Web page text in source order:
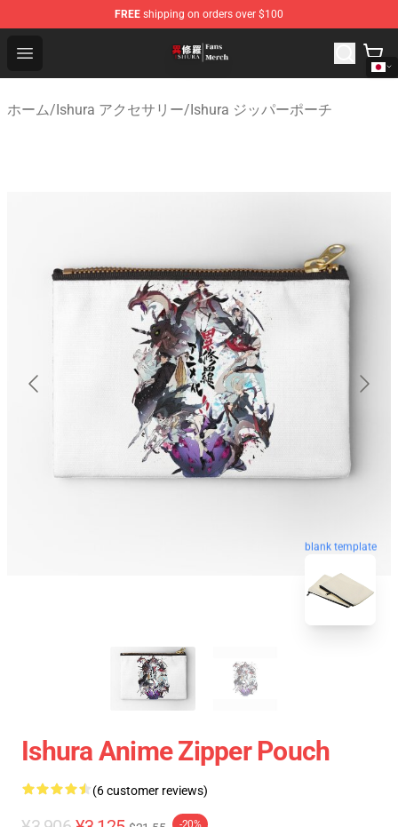
FREE shipping on orders over $100
Open menu
Ishura Store - Official Ishura Merchandise Shop
ホーム/Ishura アクセサリー/Ishura ジッパーポーチ
blank template
Ishura Anime Zipper Pouch
(6 customer reviews)
-20%